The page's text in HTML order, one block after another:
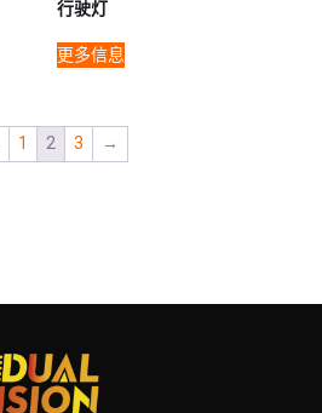
行驶灯
更多信息
1 2 3 →